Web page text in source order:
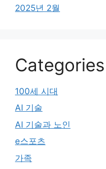
2025년 2월
Categories
100세 시대
AI 기술
AI 기술과 노인
e스포츠
가족